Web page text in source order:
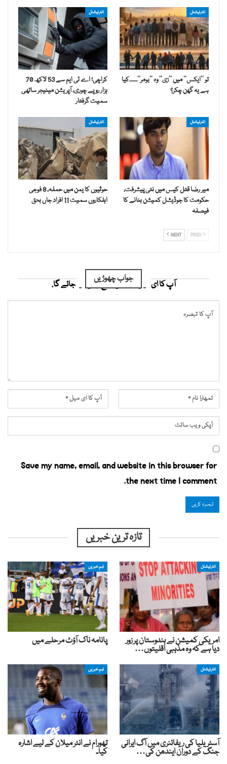
انٹرنیشنل
تو ’’ایکس‘‘ میں ’’زی‘‘ وہ ’’بومر‘‘۔۔۔۔کیا
ہے یہ گھن چکر؟
انٹرنیشنل
کراچی؛ اے ٹی ایم سے 53 لاکھ 70
ہزار روپے چوری، آپریشن مینیجر ساتھی
سمیت گرفتار
انٹرنیشنل
میر رضا قتل کیس میں نئی پیشرفت،
حکومت کا جوڈیشل کمیشن بنانے کا
فیصلہ
انٹرنیشنل
حوثیوں کا یمن میں حملہ، 8 فوجی
اہلکاروں سمیت 11 افراد جاں بحق
NEXT
جواب چھوڑیں
آپ کا ای میل ایڈریس شائع نہیں کیا جائے گا.
Save my name, email, and website in this browser for
the next time I comment.
تازہ ترین خبریں
انٹرنیشنل
امریکی کمیشن نے ہندوستان پر زور
دیا ہے کہ وہ مذہبی اقلیتوں…
اہم خبریں
پانامہ ناک آؤٹ مرحلے میں
انٹرنیشنل
آسٹریلیا کی ریفائنری میں آگ ایرانی
جنگ کے دوران ایندھن کی…
اہم خبریں
تھورام نے انٹر میلان کے لیے اشارہ
کیا۔